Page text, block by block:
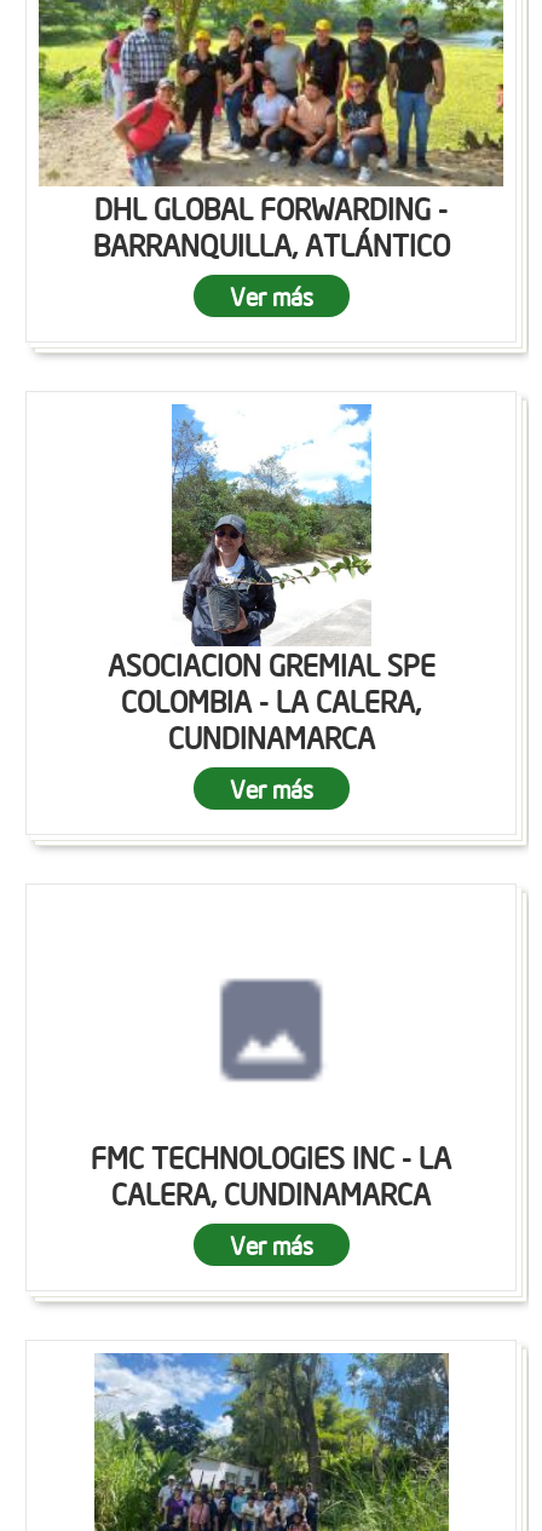
DHL GLOBAL FORWARDING -
BARRANQUILLA, ATLÁNTICO
Ver más
ASOCIACION GREMIAL SPE
COLOMBIA - LA CALERA,
CUNDINAMARCA
Ver más
FMC TECHNOLOGIES INC - LA
CALERA, CUNDINAMARCA
Ver más